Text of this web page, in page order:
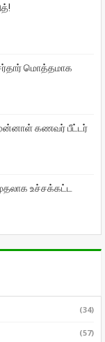
மொத்தமாக
கணவர் பீட்டர்
உச்சக்கட்ட
(34)
(57)